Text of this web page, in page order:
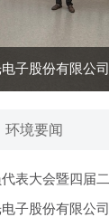
子股份有限公司
环境要闻
子股份有限公司